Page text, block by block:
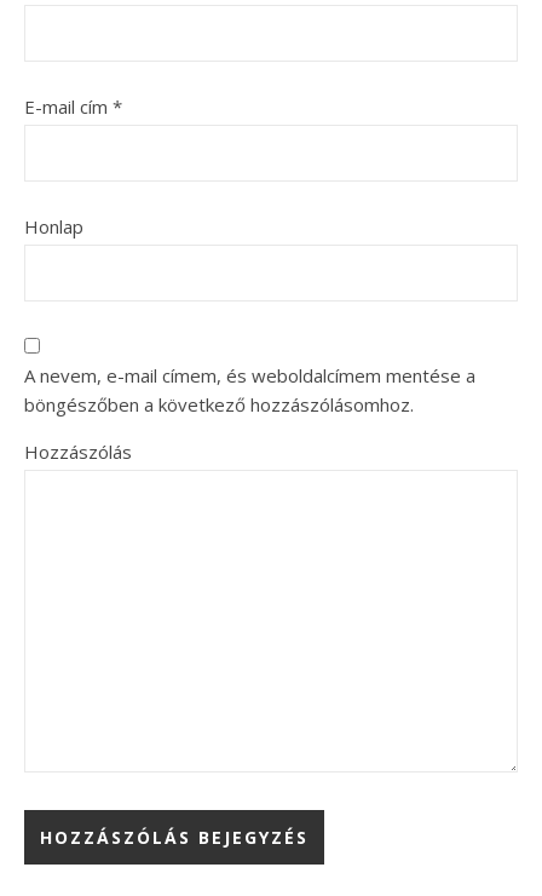
E-mail cím *
Honlap
A nevem, e-mail címem, és weboldalcímem mentése a
böngészőben a következő hozzászólásomhoz.
Hozzászólás